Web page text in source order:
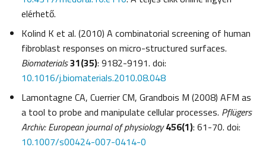
elérhető.
Kolind K et al. (2010) A combinatorial screening of human
fibroblast responses on micro-structured surfaces.
Biomaterials31(35): 9182-9191. doi:
10.1016/j.biomaterials.2010.08.048
Lamontagne CA, Cuerrier CM, Grandbois M (2008) AFM as
a tool to probe and manipulate cellular processes. Pflügers
Archiv: European journal of physiology 456(1): 61-70. doi:
10.1007/s00424-007-0414-0